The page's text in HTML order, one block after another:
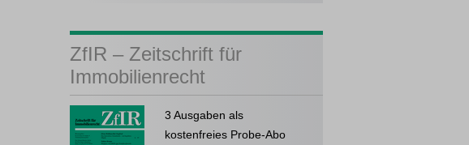
ZfIR – Zeitschrift für
Immobilienrecht
3 Ausgaben als
kostenfreies Probe-Abo